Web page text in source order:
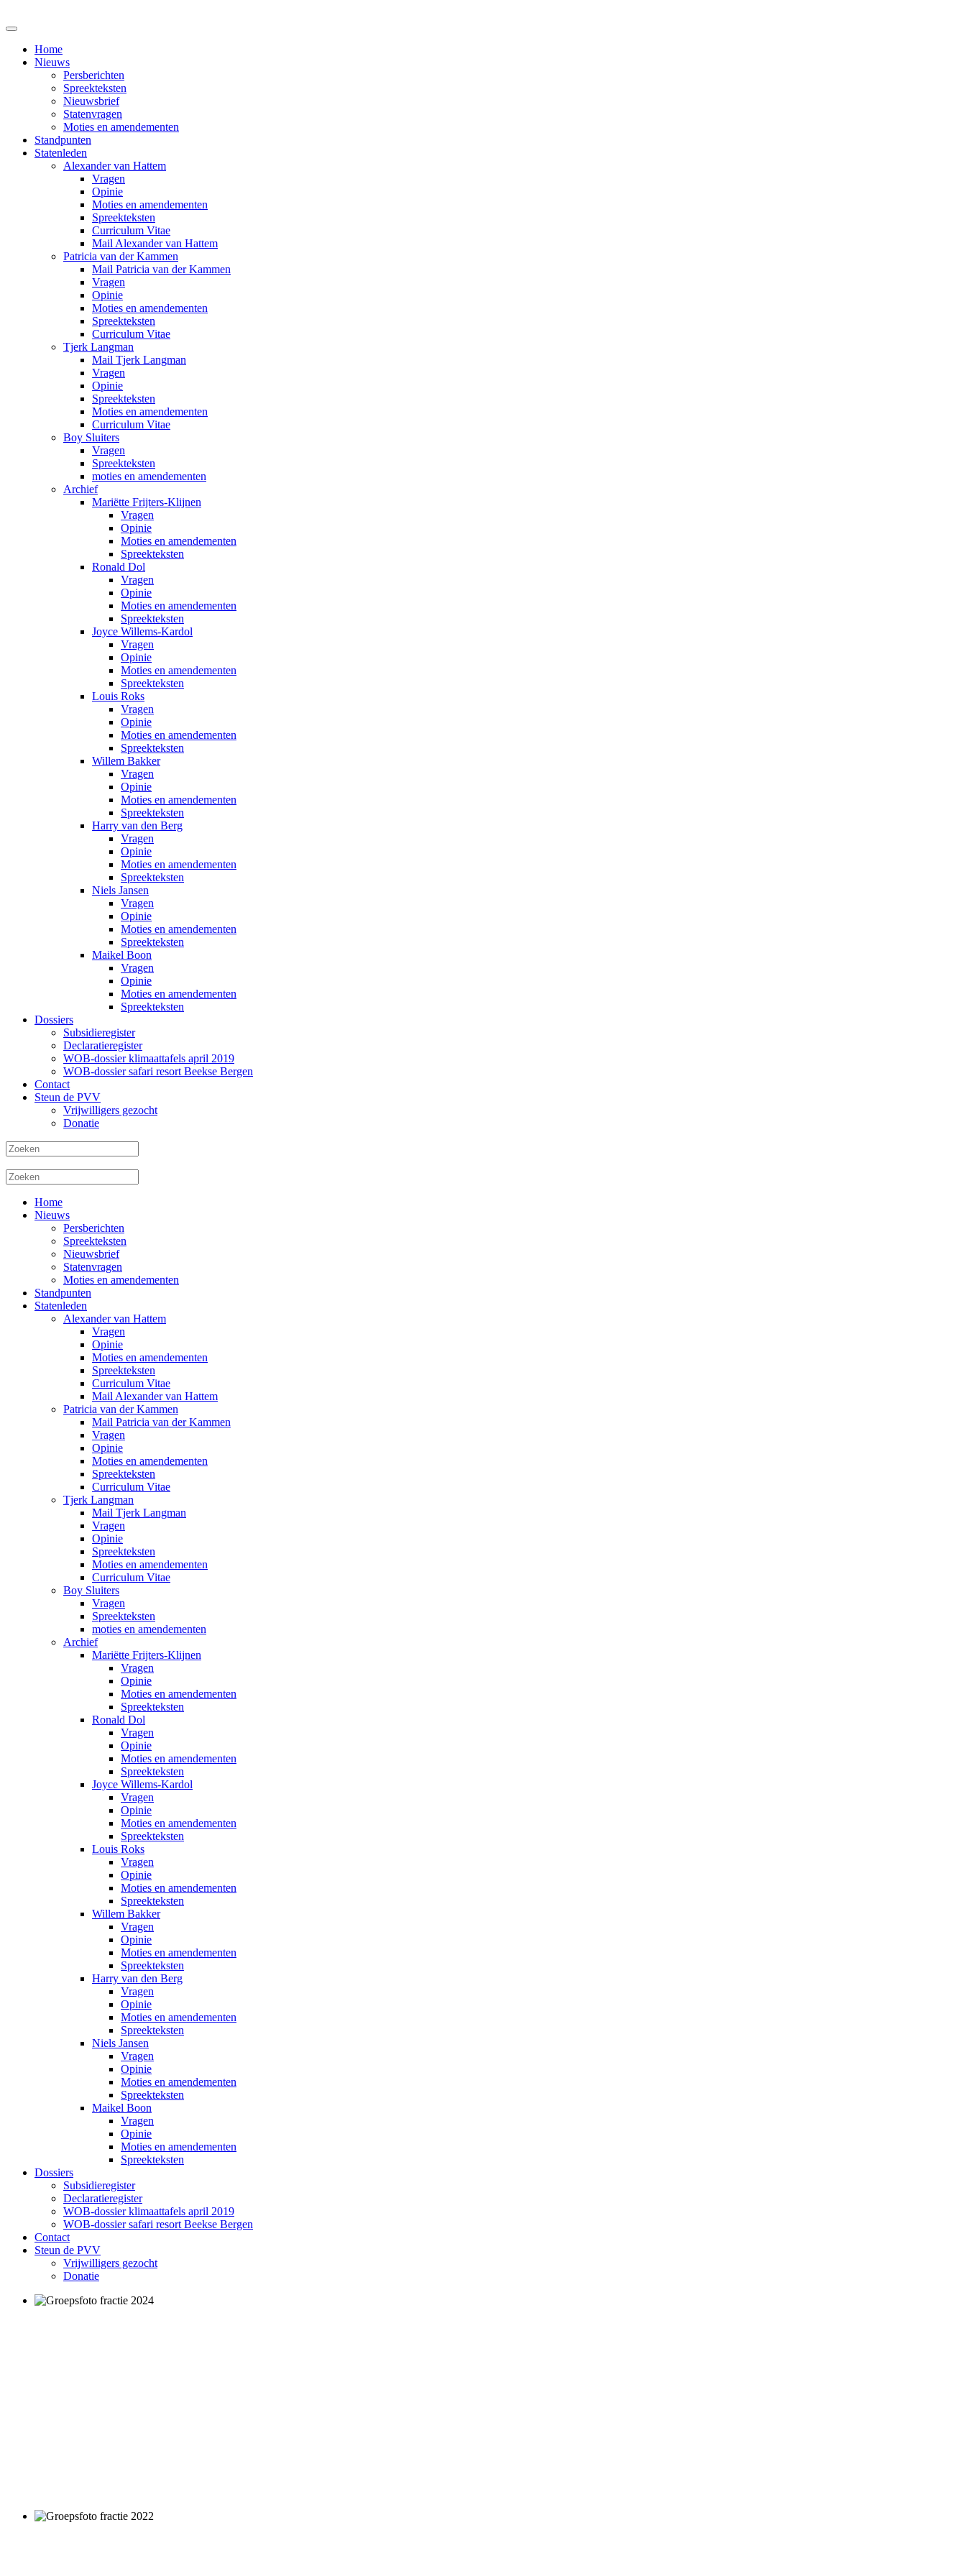
Home
Nieuws
Persberichten
Spreekteksten
Nieuwsbrief
Statenvragen
Moties en amendementen
Standpunten
Statenleden
Alexander van Hattem
Vragen
Opinie
Moties en amendementen
Spreekteksten
Curriculum Vitae
Mail Alexander van Hattem
Patricia van der Kammen
Mail Patricia van der Kammen
Vragen
Opinie
Moties en amendementen
Spreekteksten
Curriculum Vitae
Tjerk Langman
Mail Tjerk Langman
Vragen
Opinie
Spreekteksten
Moties en amendementen
Curriculum Vitae
Boy Sluiters
Vragen
Spreekteksten
moties en amendementen
Archief
Mariëtte Frijters-Klijnen
Vragen
Opinie
Moties en amendementen
Spreekteksten
Ronald Dol
Vragen
Opinie
Moties en amendementen
Spreekteksten
Joyce Willems-Kardol
Vragen
Opinie
Moties en amendementen
Spreekteksten
Louis Roks
Vragen
Opinie
Moties en amendementen
Spreekteksten
Willem Bakker
Vragen
Opinie
Moties en amendementen
Spreekteksten
Harry van den Berg
Vragen
Opinie
Moties en amendementen
Spreekteksten
Niels Jansen
Vragen
Opinie
Moties en amendementen
Spreekteksten
Maikel Boon
Vragen
Opinie
Moties en amendementen
Spreekteksten
Dossiers
Subsidieregister
Declaratieregister
WOB-dossier klimaattafels april 2019
WOB-dossier safari resort Beekse Bergen
Contact
Steun de PVV
Vrijwilligers gezocht
Donatie
Home
Nieuws
Persberichten
Spreekteksten
Nieuwsbrief
Statenvragen
Moties en amendementen
Standpunten
Statenleden
Alexander van Hattem
Vragen
Opinie
Moties en amendementen
Spreekteksten
Curriculum Vitae
Mail Alexander van Hattem
Patricia van der Kammen
Mail Patricia van der Kammen
Vragen
Opinie
Moties en amendementen
Spreekteksten
Curriculum Vitae
Tjerk Langman
Mail Tjerk Langman
Vragen
Opinie
Spreekteksten
Moties en amendementen
Curriculum Vitae
Boy Sluiters
Vragen
Spreekteksten
moties en amendementen
Archief
Mariëtte Frijters-Klijnen
Vragen
Opinie
Moties en amendementen
Spreekteksten
Ronald Dol
Vragen
Opinie
Moties en amendementen
Spreekteksten
Joyce Willems-Kardol
Vragen
Opinie
Moties en amendementen
Spreekteksten
Louis Roks
Vragen
Opinie
Moties en amendementen
Spreekteksten
Willem Bakker
Vragen
Opinie
Moties en amendementen
Spreekteksten
Harry van den Berg
Vragen
Opinie
Moties en amendementen
Spreekteksten
Niels Jansen
Vragen
Opinie
Moties en amendementen
Spreekteksten
Maikel Boon
Vragen
Opinie
Moties en amendementen
Spreekteksten
Dossiers
Subsidieregister
Declaratieregister
WOB-dossier klimaattafels april 2019
WOB-dossier safari resort Beekse Bergen
Contact
Steun de PVV
Vrijwilligers gezocht
Donatie